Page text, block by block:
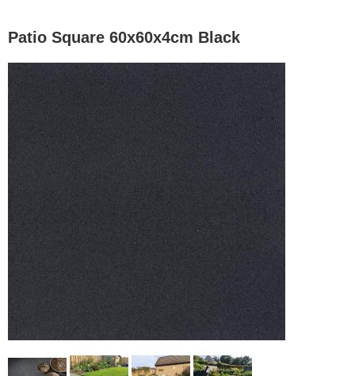
Patio Square 60x60x4cm Black